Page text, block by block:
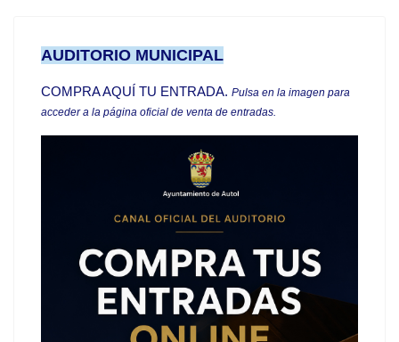
AUDITORIO MUNICIPAL
COMPRA AQUÍ TU ENTRADA. Pulsa en la imagen para
acceder a la página oficial de venta de entradas.